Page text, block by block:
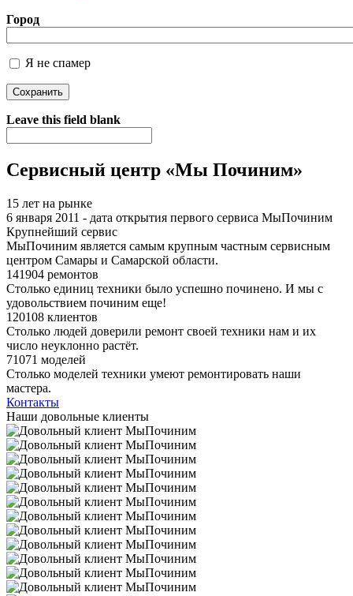
Город
Я не спамер
Я спамер
Leave this field blank
Сервисный центр «Мы Починим»
15 лет на рынке
6 января 2011 - дата открытия первого сервиса МыПочиним
Крупнейший сервис
МыПочиним является самым крупным частным сервисным
центром Самары и Самарской области.
141904 ремонтов
Столько единиц техники было успешно починено. И мы с
удовольствием починим еще!
120108 клиентов
Столько людей доверили ремонт своей техники нам и их
число неуклонно растёт.
71071 моделей
Столько моделей техники умеют ремонтировать наши
мастера.
Контакты
Наши довольные клиенты